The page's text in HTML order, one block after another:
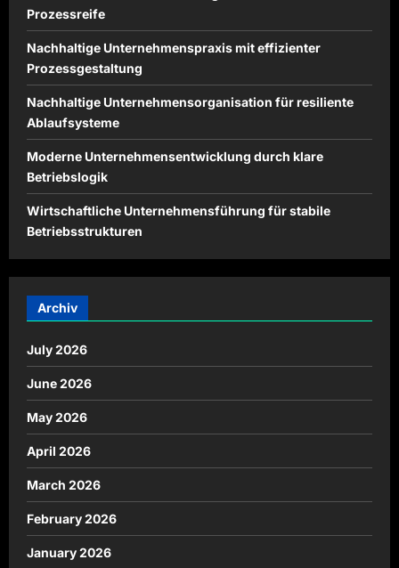
Prozessreife
Nachhaltige Unternehmenspraxis mit effizienter
Prozessgestaltung
Nachhaltige Unternehmensorganisation für resiliente
Ablaufsysteme
Moderne Unternehmensentwicklung durch klare
Betriebslogik
Wirtschaftliche Unternehmensführung für stabile
Betriebsstrukturen
Archiv
July 2026
June 2026
May 2026
April 2026
March 2026
February 2026
January 2026